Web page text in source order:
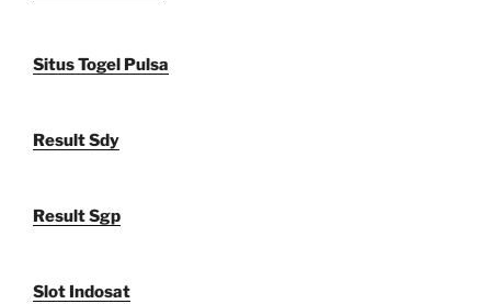
Situs Togel Pulsa
Result Sdy
Result Sgp
Slot Indosat